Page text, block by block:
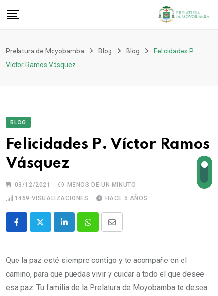
Prelatura de Moyobamba Blog Blog
Felicidades P.
Víctor Ramos Vásquez
BLOG
Felicidades P. Víctor Ramos
Vásquez
03/12/2021
MENOS DE UN MINUTO
1469 VISUALIZACIONES HACE 5 AÑOS
Que la paz esté siempre contigo y te acompañe en el
camino, para que puedas vivir y cuidar a todo el que desee
esa paz. Tu familia de la Prelatura de Moyobamba te desea